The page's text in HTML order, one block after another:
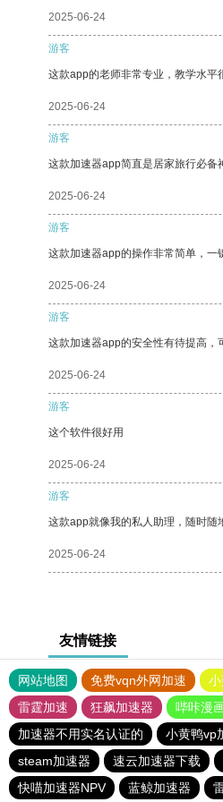
2025-06-24
游客
这款app的老师非常专业，教学水平
2025-06-24
游客
这款加速器app简直是居家旅行必备
2025-06-24
游客
这款加速器app的操作非常简单，一
2025-06-24
游客
这款加速器app的安全性有待提高，
2025-06-24
游客
这个软件很好用
2025-06-24
游客
这款app就像我的私人助理，随时随
2025-06-24
友情链接
网站地图 免费vqn外网加速
雷霆加速
狂飙加速器 哔咔漫
加速器不用实名认证的
小黄鸭vp
steam加速器
速云加速器下载
快喵加速器NPV
蓝鲸加速器